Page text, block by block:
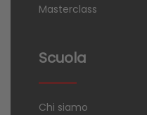
Masterclass
Scuola
Chi siamo